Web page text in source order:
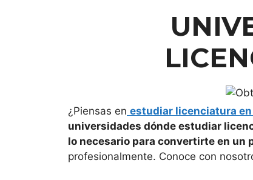
¿Piensas en estudiar licenciatura
universidades dónde estudiar
lo necesario para convertirte en un
profesionalmente. Conoce con